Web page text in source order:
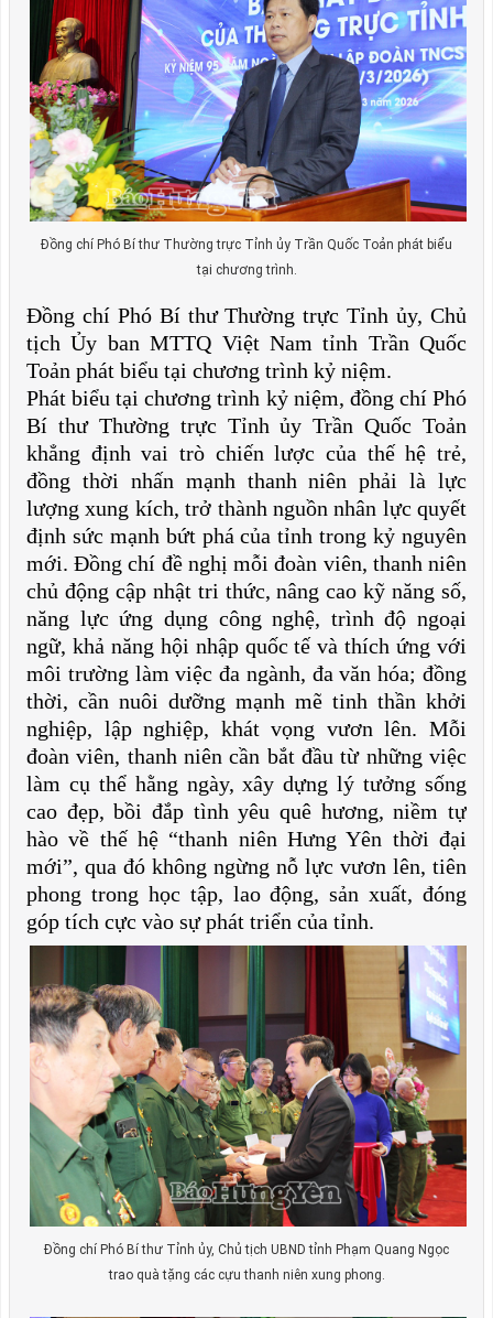
Đồng chí Phó Bí thư Thường trực Tỉnh ủy Trần Quốc Toản phát biểu
tại chương trình.
Đồng chí Phó Bí thư Thường trực Tỉnh ủy, Chủ
tịch Ủy ban MTTQ Việt Nam tỉnh Trần Quốc
Toản phát biểu tại chương trình kỷ niệm.
Phát biểu tại chương trình kỷ niệm, đồng chí Phó
Bí thư Thường trực Tỉnh ủy Trần Quốc Toản
khẳng định vai trò chiến lược của thế hệ trẻ,
đồng thời nhấn mạnh thanh niên phải là lực
lượng xung kích, trở thành nguồn nhân lực quyết
định sức mạnh bứt phá của tỉnh trong kỷ nguyên
mới. Đồng chí đề nghị mỗi đoàn viên, thanh niên
chủ động cập nhật tri thức, nâng cao kỹ năng số,
năng lực ứng dụng công nghệ, trình độ ngoại
ngữ, khả năng hội nhập quốc tế và thích ứng với
môi trường làm việc đa ngành, đa văn hóa; đồng
thời, cần nuôi dưỡng mạnh mẽ tinh thần khởi
nghiệp, lập nghiệp, khát vọng vươn lên. Mỗi
đoàn viên, thanh niên cần bắt đầu từ những việc
làm cụ thể hằng ngày, xây dựng lý tưởng sống
cao đẹp, bồi đắp tình yêu quê hương, niềm tự
hào về thế hệ “thanh niên Hưng Yên thời đại
mới”, qua đó không ngừng nỗ lực vươn lên, tiên
phong trong học tập, lao động, sản xuất, đóng
góp tích cực vào sự phát triển của tỉnh.
Đồng chí Phó Bí thư Tỉnh ủy, Chủ tịch UBND tỉnh Phạm Quang Ngọc
trao quà tặng các cựu thanh niên xung phong.